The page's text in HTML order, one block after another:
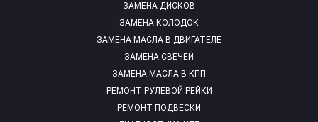
ЗАМЕНА ДИСКОВ
ЗАМЕНА КОЛОДОК
ЗАМЕНА МАСЛА В ДВИГАТЕЛЕ
ЗАМЕНА СВЕЧЕЙ
ЗАМЕНА МАСЛА В КПП
РЕМОНТ РУЛЕВОЙ РЕЙКИ
РЕМОНТ ПОДВЕСКИ